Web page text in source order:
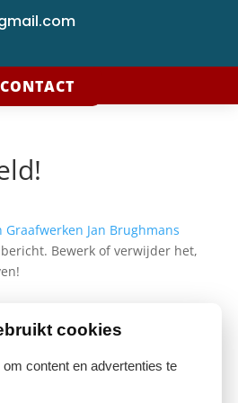
CONTACT
Graafwerken Jan Brughmans
Bewerk of verwijder het,
Zoeken
cookies
content en advertenties te